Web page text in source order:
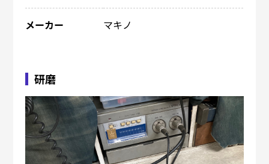
メーカー マキノ
研磨